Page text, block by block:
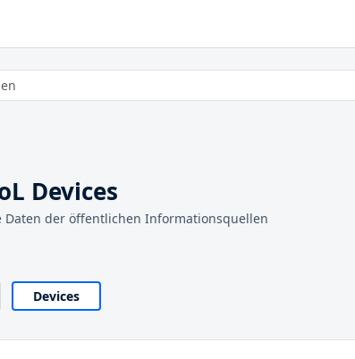
Devices
Daten der öffentlichen Informationsquellen
Devices